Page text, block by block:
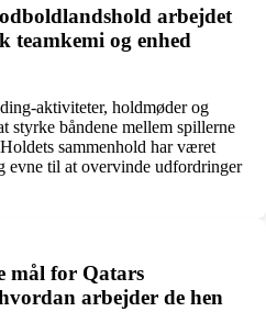
arbejdet
teamkemi og enhed
aktiviteter, holdmøder og
styrke båndene mellem spillerne
sammenhold har været
evne til at overvinde udfordringer
mål for Qatars
arbejder de hen